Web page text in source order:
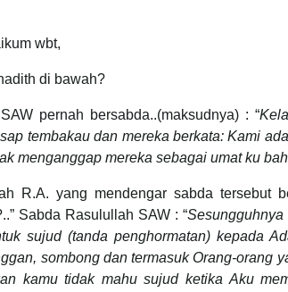
wbt,
di bawah?
pernah bersabda..(maksudnya) : “
tembakau dan mereka berkata: Kami
menganggap mereka sebagai umat ku
R.A. yang mendengar sabda tersebut
Sabda Rasulullah SAW : “Sesungguhnya
sujud (tanda penghormatan) kepada
sombong dan termasuk Orang-orang
kamu tidak mahu sujud ketika Aku